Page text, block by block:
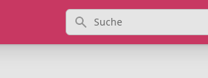
Suche